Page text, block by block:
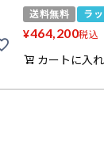
送料無料 ラ
¥464,200税込
カートに入